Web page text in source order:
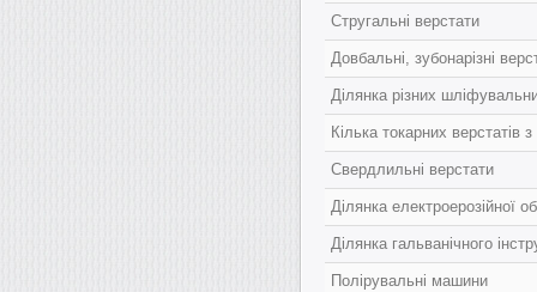
Стругальні верстати
Довбальні, зубонарізні
Ділянка різних
Кілька токарних верстатів
Свердлильні верстати
Ділянка електроерозійної
Ділянка гальванічного
Полірувальні машини